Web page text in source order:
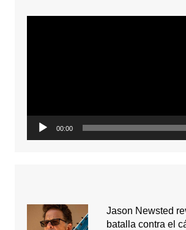
00:00
Jason Newsted
batalla contra el